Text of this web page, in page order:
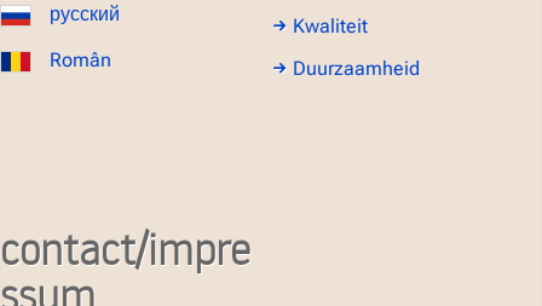
русский
Român
Kwaliteit
Duurzaamheid
contact/impre
ssum